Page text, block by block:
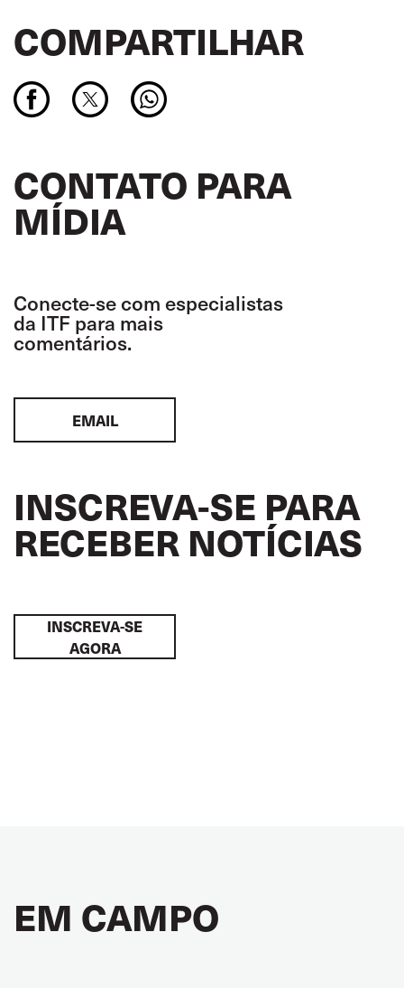
COMPARTILHAR
CONTATO PARA
MÍDIA
Conecte-se com especialistas
da ITF para mais
comentários.
EMAIL
INSCREVA-SE PARA
RECEBER NOTÍCIAS
INSCREVA-SE
AGORA
EM CAMPO